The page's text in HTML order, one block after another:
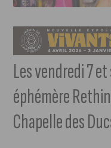
Les vendredi 7
éphémère
Chapelle des